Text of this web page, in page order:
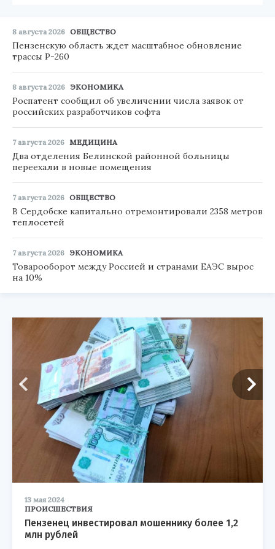
8 августа 2026 ОБЩЕСТВО
Пензенскую область ждет масштабное обновление
трассы Р-260
8 августа 2026 ЭКОНОМИКА
Роспатент сообщил об увеличении числа заявок от
российских разработчиков софта
7 августа 2026 МЕДИЦИНА
Два отделения Белинской районной больницы
переехали в новые помещения
7 августа 2026 ОБЩЕСТВО
В Сердобске капитально отремонтировали 2358 метров
теплосетей
7 августа 2026 ЭКОНОМИКА
Товарооборот между Россией и странами ЕАЭС вырос
на 10%
13 мая 2024
ПРОИСШЕСТВИЯ
Пензенец инвестировал мошеннику более 1,2
млн рублей